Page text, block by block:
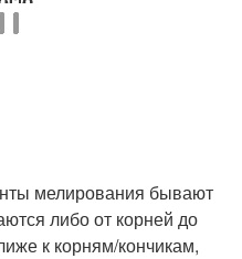
мелирования бывают
либо от корней до
к корням/кончикам,